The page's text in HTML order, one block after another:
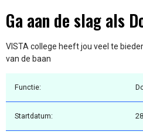
Ga aan de slag als
VISTA college heeft jou veel te
van de baan
Functie:
Startdatum: